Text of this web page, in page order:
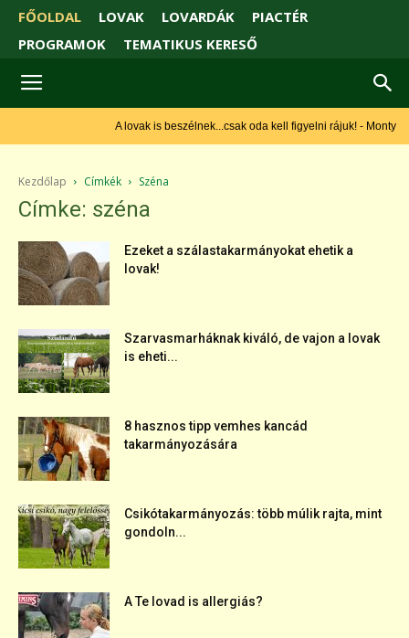
FŐOLDAL LOVAK LOVARDÁK
PIACTÉR
PROGRAMOK
TEMATIKUS KERESŐ
A lovak is beszélnek...csak oda kell figyelni rájuk! - Monty Roberts
Kezdőlap Címkék Széna
Címke: széna
Ezeket a szálastakarmányokat ehetik a
lovak!
Szarvasmarháknak kiváló, de vajon a lovak
is eheti...
8 hasznos tipp vemhes kancád
takarmányozására
Csikótakarmányozás: több múlik rajta, mint
gondoln...
A Te lovad is allergiás?